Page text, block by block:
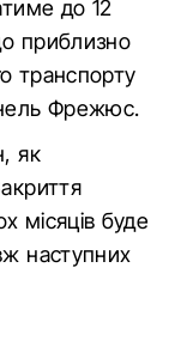
до 12
приблизно
транспорту
Фрежюс.
як
місяців буде
наступних